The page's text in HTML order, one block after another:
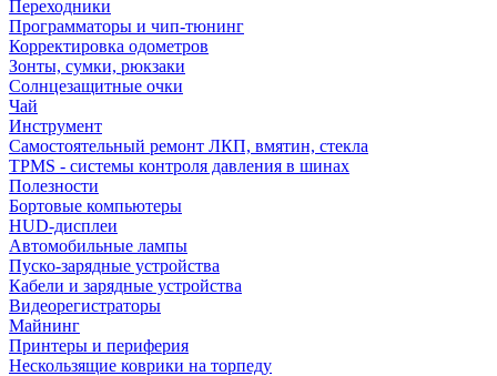
Переходники
Программаторы и чип-тюнинг
Корректировка одометров
Зонты, сумки, рюкзаки
Солнцезащитные очки
Чай
Инструмент
Самостоятельный ремонт ЛКП, вмятин, стекла
TPMS - системы контроля давления в шинах
Полезности
Бортовые компьютеры
HUD-дисплеи
Автомобильные лампы
Пуско-зарядные устройства
Кабели и зарядные устройства
Видеорегистраторы
Майнинг
Принтеры и периферия
Нескользящие коврики на торпеду